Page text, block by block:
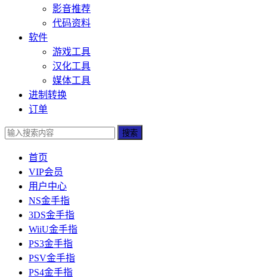
影音推荐
代码资料
软件
游戏工具
汉化工具
媒体工具
进制转换
订单
搜索
首页
VIP会员
用户中心
NS金手指
3DS金手指
WiiU金手指
PS3金手指
PSV金手指
PS4金手指